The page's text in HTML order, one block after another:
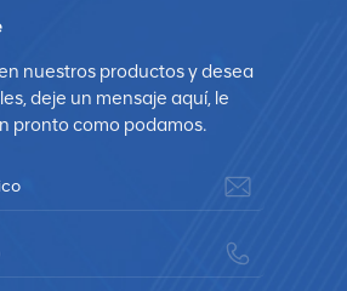
nuestros productos y desea
deje un mensaje aquí, le
pronto como podamos.